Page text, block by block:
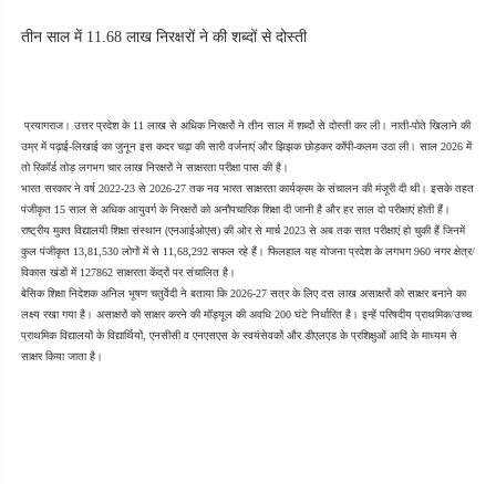
तीन साल में 11.68 लाख निरक्षरों ने की शब्दों से दोस्ती
प्रयागराज। उत्तर प्रदेश के 11 लाख से अधिक निरक्षरों ने तीन साल में शब्दों से दोस्ती कर ली। नाती-पोते खिलाने की
उम्र में पढ़ाई-लिखाई का जुनून इस कदर चढ़ा की सारी वर्जनाएं और झिझक छोड़कर कॉपी-कलम उठा ली। साल 2026 में
तो रिकॉर्ड तोड़ लगभग चार लाख निरक्षरों ने साक्षरता परीक्षा पास की है।
भारत सरकार ने वर्ष 2022-23 से 2026-27 तक नव भारत साक्षरता कार्यक्रम के संचालन की मंजूरी दी थी। इसके तहत
पंजीकृत 15 साल से अधिक आयुवर्ग के निरक्षरों को अनौपचारिक शिक्षा दी जानी है और हर साल दो परीक्षाएं होती हैं।
राष्ट्रीय मुक्त विद्यालयी शिक्षा संस्थान (एनआईओएस) की ओर से मार्च 2023 से अब तक सात परीक्षाएं हो चुकी हैं जिनमें
कुल पंजीकृत 13,81,530 लोगों में से 11,68,292 सफल रहे हैं। फिलहाल यह योजना प्रदेश के लगभग 960 नगर क्षेत्र/
विकास खंडों में 127862 साक्षरता केंद्रों पर संचालित है।
बेसिक शिक्षा निदेशक अनिल भूषण चतुर्वेदी ने बताया कि 2026-27 सत्र के लिए दस लाख असाक्षरों को साक्षर बनाने का
लक्ष्य रखा गया है। असाक्षरों को साक्षर करने की मॉड्यूल की अवधि 200 घंटे निर्धारित है। इन्हें परिषदीय प्राथमिक/उच्च
प्राथमिक विद्यालयों के विद्यार्थियों, एनसीसी व एनएसएस के स्वयंसेवकों और डीएलएड के प्रशिक्षुओं आदि के माध्यम से
साक्षर किया जाता है।